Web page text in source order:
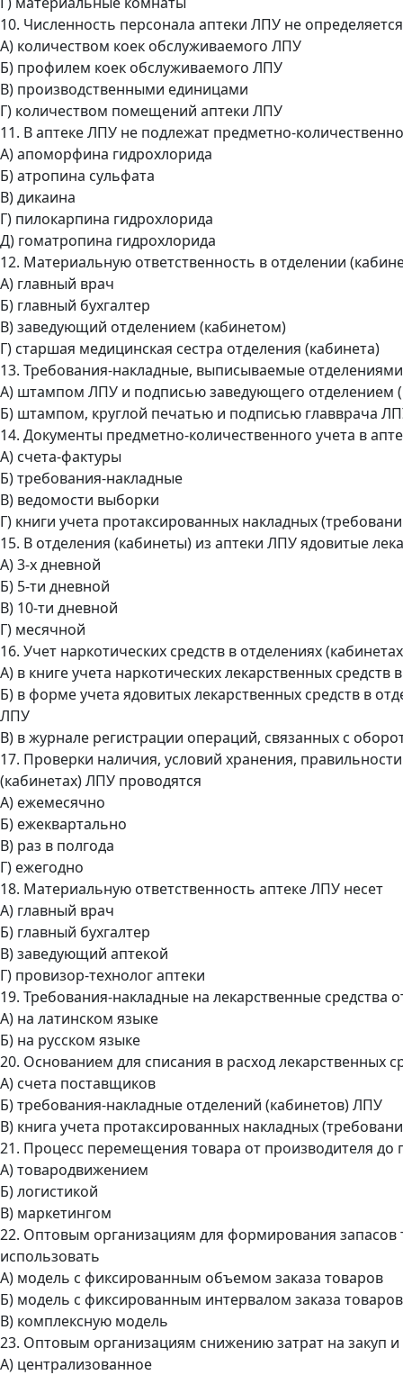
10. Численность персонала аптеки ЛПУ не определяется
А) количеством коек обслуживаемого ЛПУ
Б) профилем коек обслуживаемого ЛПУ
В) производственными единицами
Г) количеством помещений аптеки ЛПУ
11. В аптеке ЛПУ не подлежат предметно-
А) апоморфина гидрохлорида
Б) атропина сульфата
В) дикаина
Г) пилокарпина гидрохлорида
Д) гоматропина гидрохлорида
12. Материальную ответственность в отделении
А) главный врач
Б) главный бухгалтер
В) заведующий отделением (кабинетом)
Г) старшая медицинская сестра отделения (кабинета)
13. Требования-накладные, выписываемые
А) штампом ЛПУ и подписью заведующего отделением
Б) штампом, круглой печатью и подписью главврача
14. Документы предметно-количественного учета в
А) счета-фактуры
Б) требования-накладные
В) ведомости выборки
Г) книги учета протаксированных накладных
15. В отделения (кабинеты) из аптеки ЛПУ ядовитые
А) 3-х дневной
Б) 5-ти дневной
В) 10-ти дневной
Г) месячной
16. Учет наркотических средств в отделениях
А) в книге учета наркотических лекарственных
Б) в форме учета ядовитых лекарственных средств в
ЛПУ
В) в журнале регистрации операций, связанных с
17. Проверки наличия, условий хранения,
(кабинетах) ЛПУ проводятся
А) ежемесячно
Б) ежеквартально
В) раз в полгода
Г) ежегодно
18. Материальную ответственность аптеке ЛПУ несет
А) главный врач
Б) главный бухгалтер
В) заведующий аптекой
Г) провизор-технолог аптеки
19. Требования-накладные на лекарственные
А) на латинском языке
Б) на русском языке
20. Основанием для списания в расход лекарственных
А) счета поставщиков
Б) требования-накладные отделений (кабинетов) ЛПУ
В) книга учета протаксированных накладных
21. Процесс перемещения товара от производителя до
А) товародвижением
Б) логистикой
В) маркетингом
22. Оптовым организациям для формирования
использовать
А) модель с фиксированным объемом заказа товаров
Б) модель с фиксированным интервалом заказа товаров
В) комплексную модель
23. Оптовым организациям снижению затрат на закуп
А) централизованное